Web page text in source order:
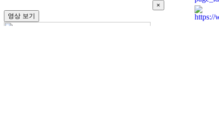
×
영상 보기